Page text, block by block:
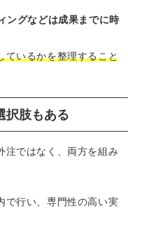
ングなどは成果までに時
ているかを整理すること
択肢もある
注ではなく、両方を組み
で行い、専門性の高い実